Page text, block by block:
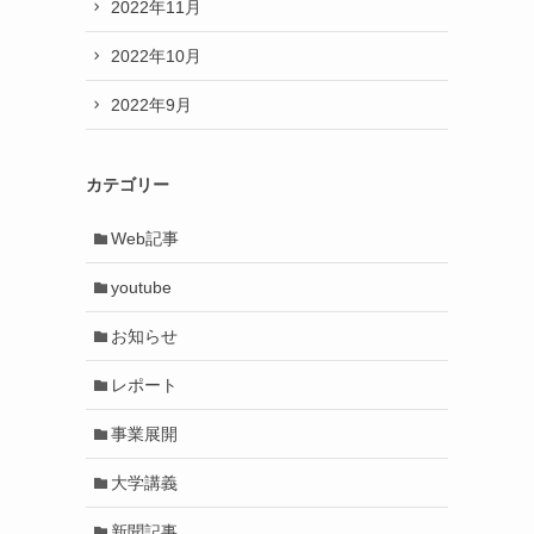
2022年11月
2022年10月
2022年9月
カテゴリー
Web記事
youtube
お知らせ
レポート
事業展開
大学講義